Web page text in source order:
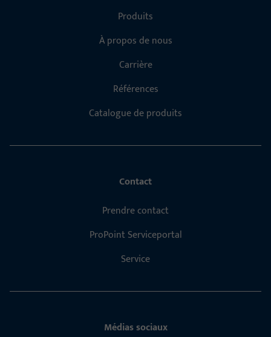
Produits
À propos de nous
Carrière
Références
Catalogue de produits
Contact
Prendre contact
ProPoint Serviceportal
Service
Médias sociaux